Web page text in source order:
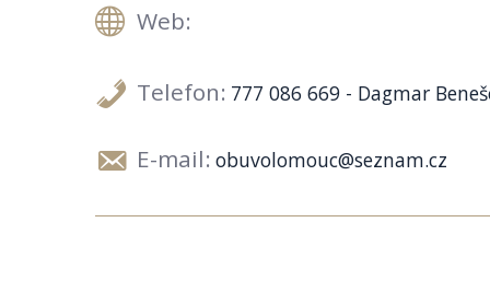
Web:
Telefon: 777 086 669 - Dagmar
E-mail: obuvolomouc@seznam.cz